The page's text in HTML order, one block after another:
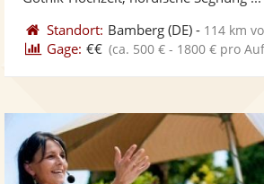
Standort: Bamberg (DE) - 114 km
Gage: €€ (ca. 500 € - 1800 € pro